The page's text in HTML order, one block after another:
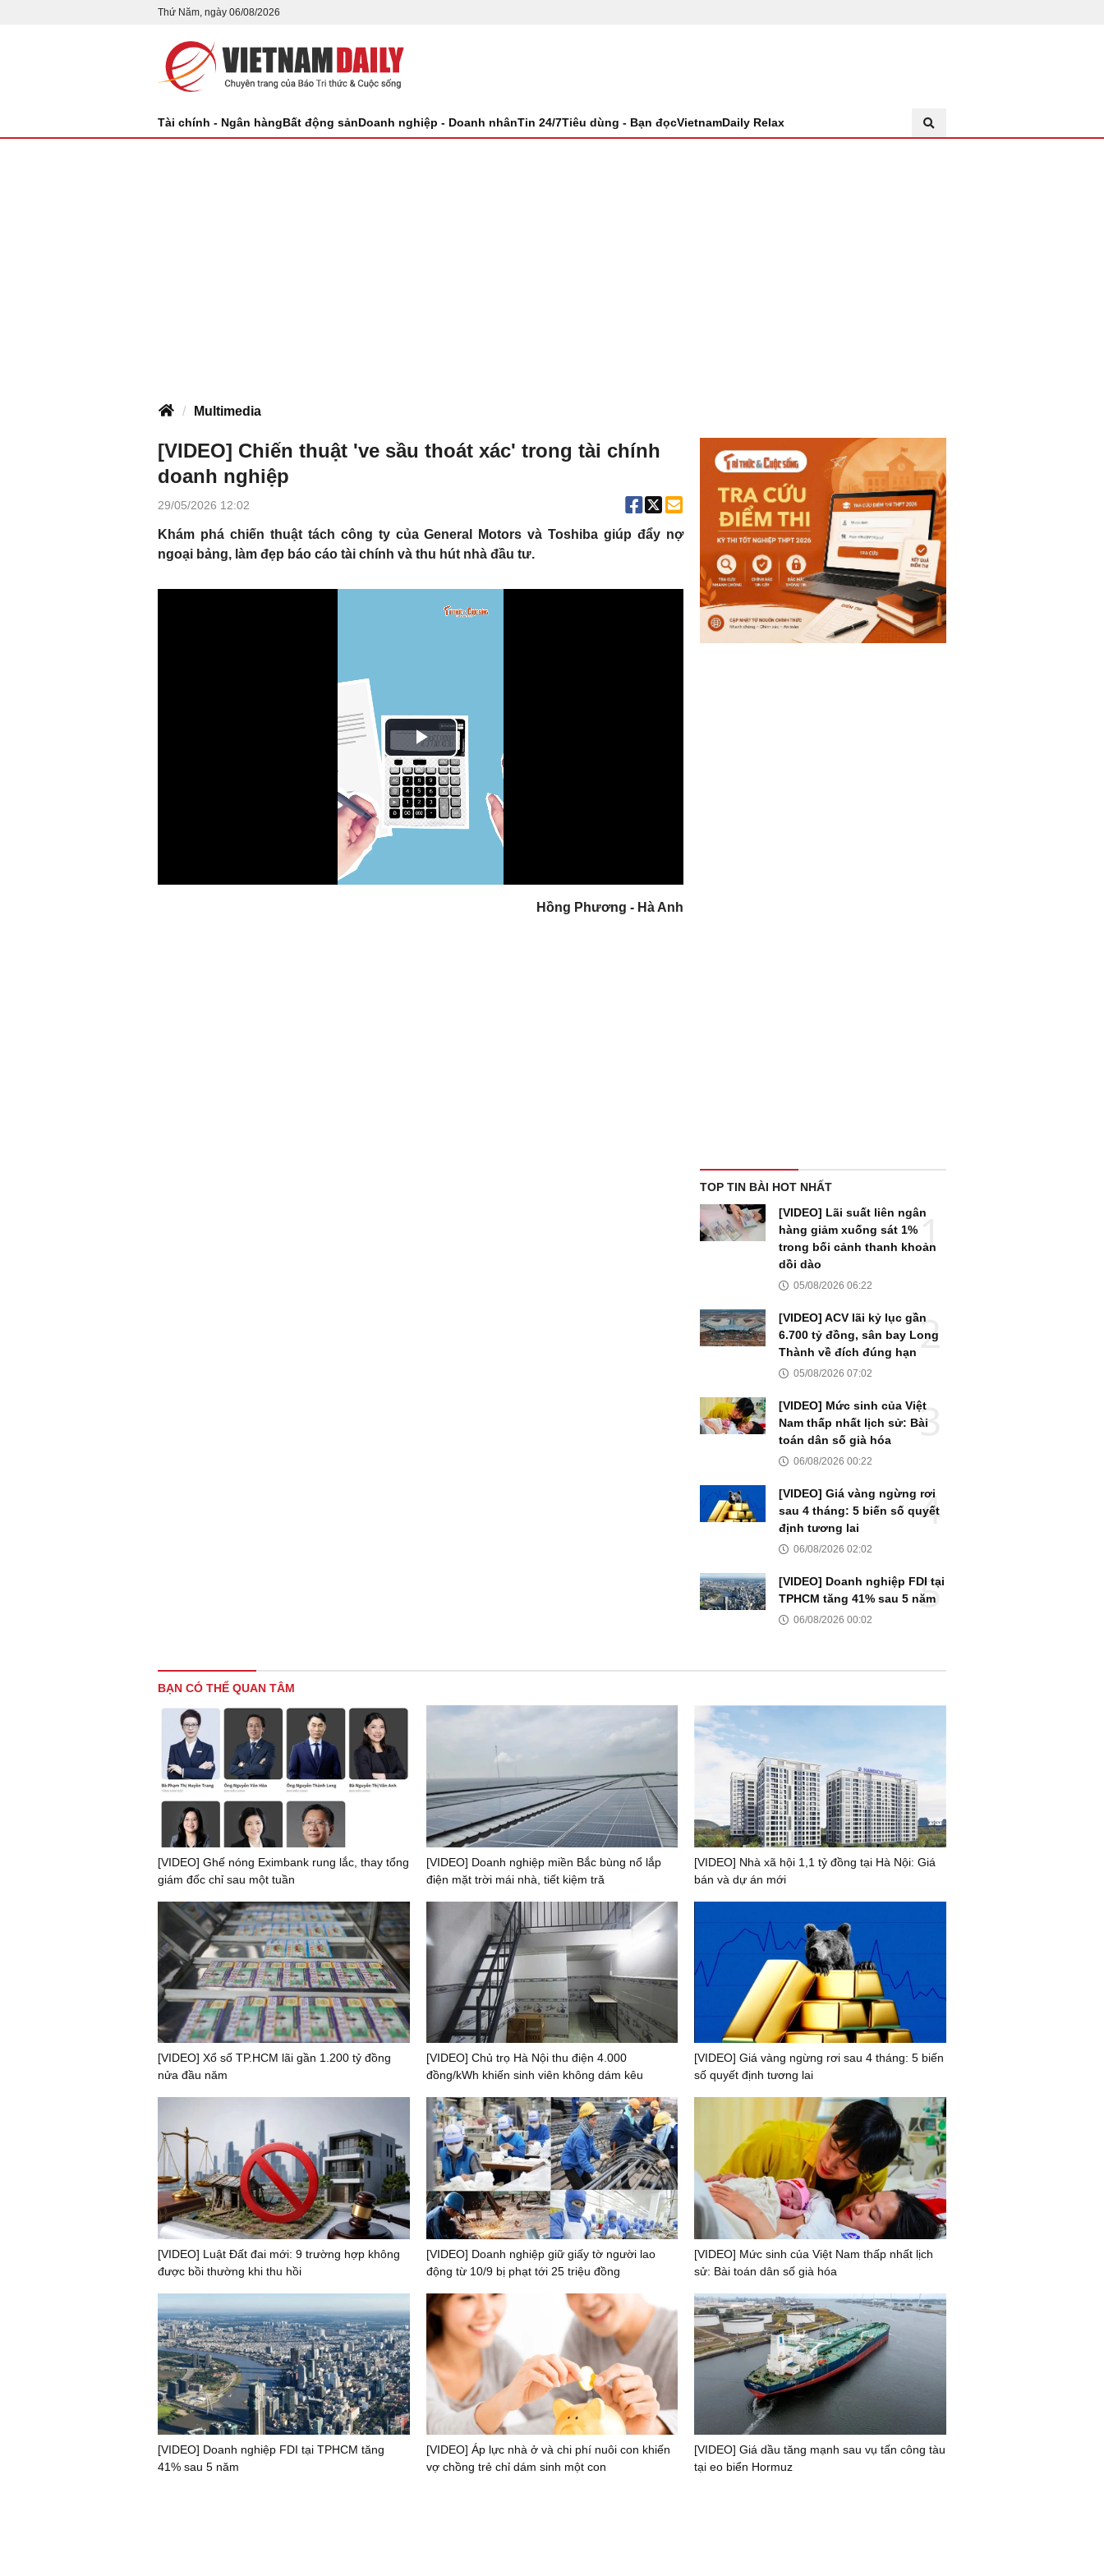
Thứ Năm, ngày 06/08/2026
Tài chính - Ngân hàngBất động sảnDoanh nghiệp - Doanh nhânTin 24/7Tiêu dùng - Bạn đọcVietnamDaily Relax
Multimedia
[VIDEO] Chiến thuật 've sầu thoát xác' trong tài chính
doanh nghiệp
29/05/2026 12:02
Khám phá chiến thuật tách công ty của General Motors và Toshiba giúp đẩy nợ
ngoại bảng, làm đẹp báo cáo tài chính và thu hút nhà đầu tư.
Play
Video
Hồng Phương - Hà Anh
TOP TIN BÀI HOT NHẤT
[VIDEO] Lãi suất liên ngân
hàng giảm xuống sát 1%
trong bối cảnh thanh khoản
dồi dào
05/08/2026 06:22
[VIDEO] ACV lãi kỷ lục gần
6.700 tỷ đồng, sân bay Long
Thành về đích đúng hạn
05/08/2026 07:02
[VIDEO] Mức sinh của Việt
Nam thấp nhất lịch sử: Bài
toán dân số già hóa
06/08/2026 00:22
[VIDEO] Giá vàng ngừng rơi
sau 4 tháng: 5 biến số quyết
định tương lai
06/08/2026 02:02
[VIDEO] Doanh nghiệp FDI tại
TPHCM tăng 41% sau 5 năm
06/08/2026 00:02
BẠN CÓ THỂ QUAN TÂM
[VIDEO] Ghế nóng Eximbank rung lắc, thay tổng
giám đốc chỉ sau một tuần
[VIDEO] Doanh nghiệp miền Bắc bùng nổ lắp
điện mặt trời mái nhà, tiết kiệm tră
[VIDEO] Nhà xã hội 1,1 tỷ đồng tại Hà Nội: Giá
bán và dự án mới
[VIDEO] Xổ số TP.HCM lãi gần 1.200 tỷ đồng
nửa đầu năm
[VIDEO] Chủ trọ Hà Nội thu điện 4.000
đồng/kWh khiến sinh viên không dám kêu
[VIDEO] Giá vàng ngừng rơi sau 4 tháng: 5 biến
số quyết định tương lai
[VIDEO] Luật Đất đai mới: 9 trường hợp không
được bồi thường khi thu hồi
[VIDEO] Doanh nghiệp giữ giấy tờ người lao
động từ 10/9 bị phạt tới 25 triệu đồng
[VIDEO] Mức sinh của Việt Nam thấp nhất lịch
sử: Bài toán dân số già hóa
[VIDEO] Doanh nghiệp FDI tại TPHCM tăng
41% sau 5 năm
[VIDEO] Áp lực nhà ở và chi phí nuôi con khiến
vợ chồng trẻ chỉ dám sinh một con
[VIDEO] Giá dầu tăng mạnh sau vụ tấn công tàu
tại eo biển Hormuz